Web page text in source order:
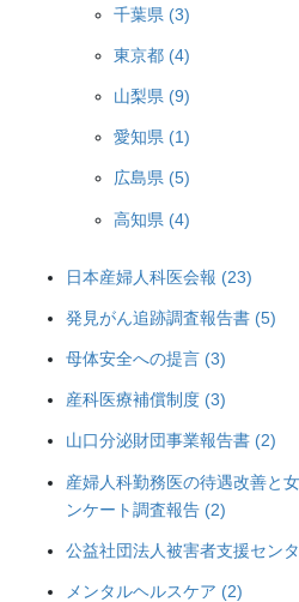
千葉県 (3)
東京都 (4)
山梨県 (9)
愛知県 (1)
広島県 (5)
高知県 (4)
日本産婦人科医会報 (23)
発見がん追跡調査報告書 (5)
母体安全への提言 (3)
産科医療補償制度 (3)
山口分泌財団事業報告書 (2)
産婦人科勤務医の待遇改善と
ンケート調査報告 (2)
公益社団法人被害者支援セン
メンタルヘルスケア (2)